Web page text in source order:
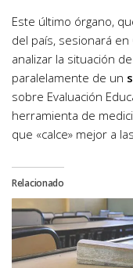
Este último órgano,
del país, sesionará
analizar la situación
paralelamente de un
sobre Evaluación
herramienta de
que «calce» mejor a
Relacionado